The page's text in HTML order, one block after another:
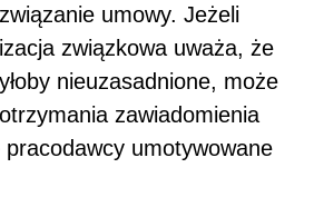
umowy. Jeżeli
związkowa uważa, że
nieuzasadnione, może
zawiadomienia
pracodawcy umotywowane